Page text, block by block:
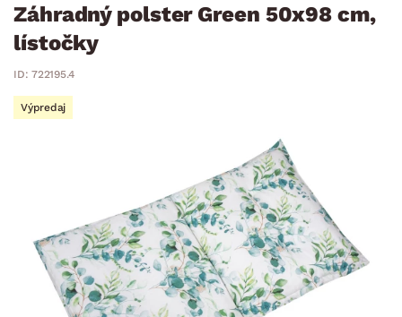
Záhradný polster Green 50x98 cm,
lístočky
ID: 722195.4
Výpredaj